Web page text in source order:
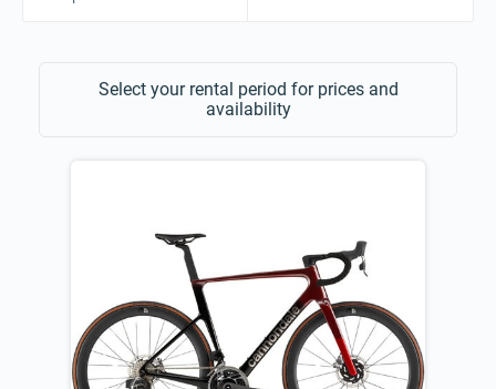
Select your rental period for prices and
availability